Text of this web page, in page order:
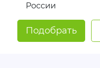
России
Подобрать